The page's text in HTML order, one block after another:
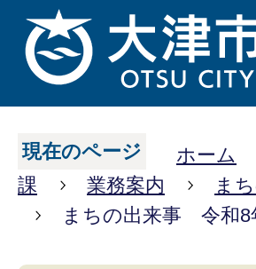
現在のページ ホーム
課
業務案内 ま
まちの出来事 令和8